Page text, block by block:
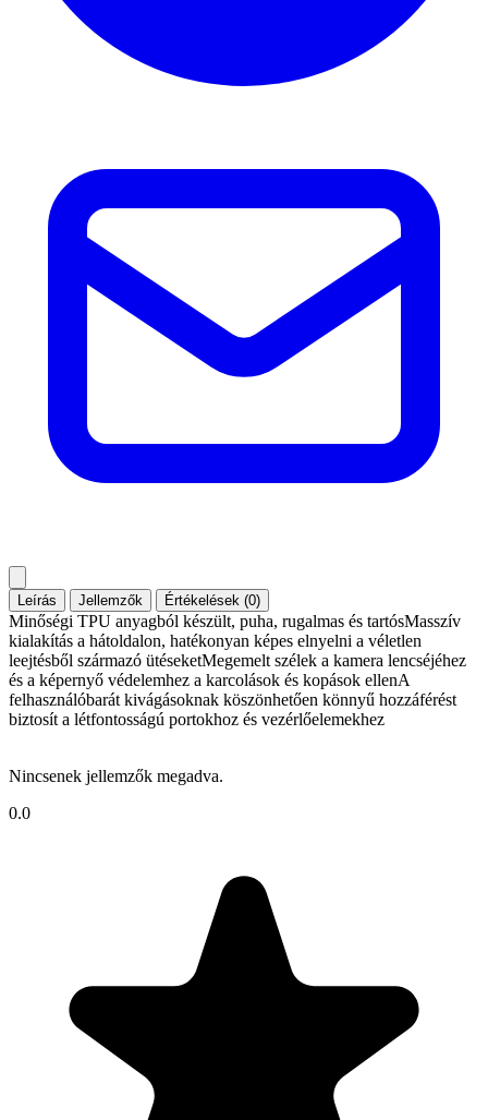
Leírás Jellemzők Értékelések (0)
Minőségi TPU anyagból készült, puha, rugalmas és tartósMasszív
kialakítás a hátoldalon, hatékonyan képes elnyelni a véletlen
leejtésből származó ütéseketMegemelt szélek a kamera lencséjéhez
és a képernyő védelemhez a karcolások és kopások ellenA
felhasználóbarát kivágásoknak köszönhetően könnyű hozzáférést
biztosít a létfontosságú portokhoz és vezérlőelemekhez
Nincsenek jellemzők megadva.
0.0